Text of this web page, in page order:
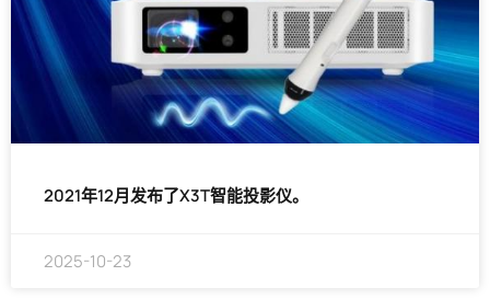
2021年12月发布了X3T智能投影仪。
2025-10-23